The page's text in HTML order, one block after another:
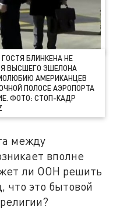
БЛИНКЕНА НЕ
ВЫСШЕГО ЭШЕЛОНА
АМЕРИКАНЦЕВ
ПОЛОСЕ АЭРОПОРТА
ФОТО: СТОП-КАДР
между
вполне
ли ООН решить
что это бытовой